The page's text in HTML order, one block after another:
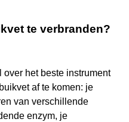
te verbranden?
het beste instrument
af te komen: je
van verschillende
enzym, je